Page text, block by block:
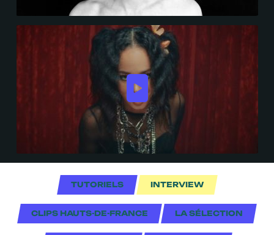
TUTORIELS INTERVIEW
CLIPS HAUTS-DE-FRANCE LA SÉLECTION